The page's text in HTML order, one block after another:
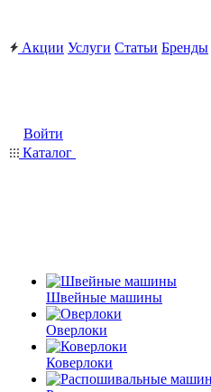
Акции Услуги Статьи Бренды
Войти
Каталог
Швейные машины
Оверлоки
Коверлоки